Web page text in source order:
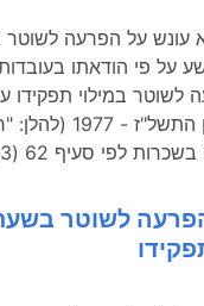
על פי הודאתו
במילוי תפקידו
275 לחוק העונשין
לפי סעיף 62 (3) לפקודת
לשוטר בשעת